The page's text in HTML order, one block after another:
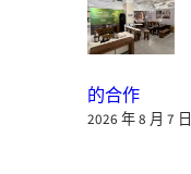
的合作
2026 年 8 月 7 日